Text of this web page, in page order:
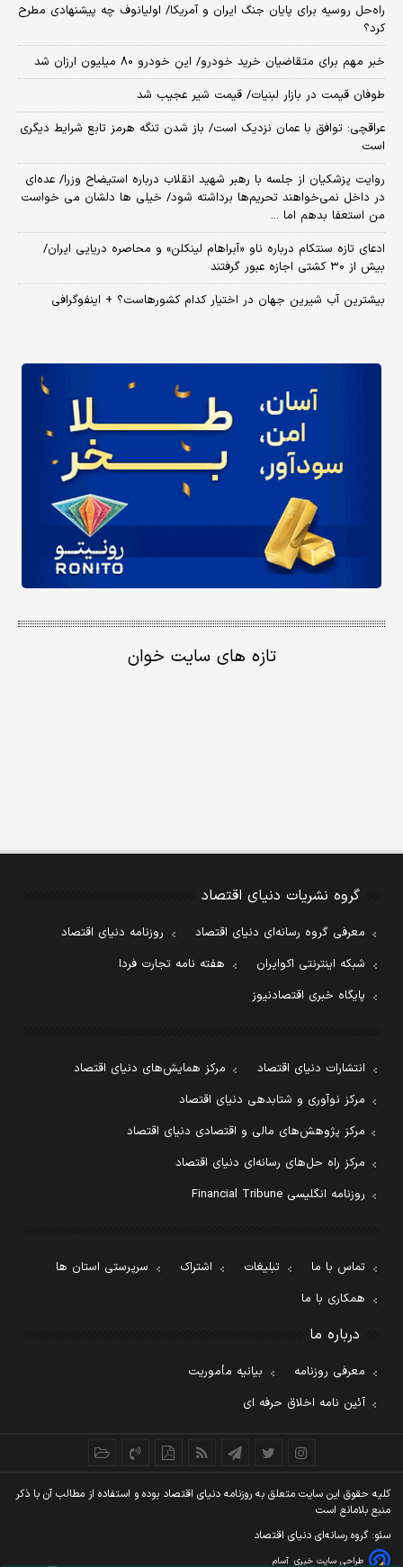
راه‌حل روسیه برای پایان جنگ ایران و آمریکا/ اولیانوف چه پیشنهادی مطرح
کرد؟
خبر مهم برای متقاضیان خرید خودرو/ این خودرو ۸۰ میلیون ارزان شد
طوفان قیمت در بازار لبنیات/ قیمت شیر عجیب شد
عراقچی: توافق با عمان نزدیک است/ باز شدن تنگه هرمز تابع شرایط دیگری
است
روایت پزشکیان از جلسه با رهبر شهید انقلاب درباره استیضاح وزرا/ عده‌ای
در داخل نمی‌خواهند تحریم‌ها برداشته شود/ خیلی ها دلشان می خواست
من استعفا بدهم اما ...
ادعای تازه سنتکام درباره ناو «آبراهام لینکلن» و محاصره دریایی ایران/
بیش از ۳۰ کشتی اجازه عبور گرفتند
بیشترین آب شیرین جهان در اختیار کدام کشورهاست؟ + اینفوگرافی
تازه های سایت خوان
گروه نشریات دنیای اقتصاد
معرفی گروه رسانه‌ای دنیای اقتصاد
روزنامه دنیای اقتصاد
شبکه اینترنتی اکوایران
هفته نامه تجارت فردا
پایگاه خبری اقتصادنیوز
انتشارات دنیای اقتصاد
مرکز همایش‌های دنیای اقتصاد
مرکز نوآوری و شتابدهی دنیای اقتصاد
مرکز پژوهش‌های مالی و اقتصادی دنیای اقتصاد
مرکز راه حل‌های رسانه‌ای دنیای اقتصاد
روزنامه انگلیسی Financial Tribune
تماس با ما تبلیغات اشتراک
سرپرستی استان ها
همکاری با ما
درباره ما
معرفی روزنامه
بیانیه مأموریت
آئین نامه اخلاق حرفه ای
کليه حقوق اين سايت متعلق به روزنامه دنيای اقتصاد بوده و استفاده از مطالب آن با ذکر
منبع بلامانع است
سئو: گروه رسانه‌ای دنیای اقتصاد
طراحی سایت خبری آسام